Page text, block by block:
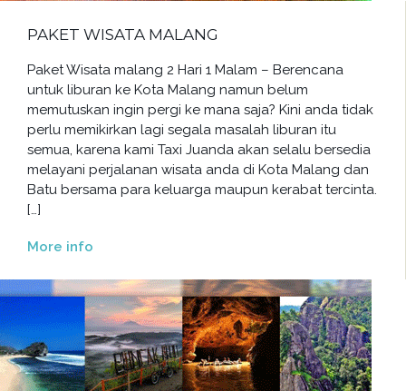
PAKET WISATA MALANG
Paket Wisata malang 2 Hari 1 Malam – Berencana
untuk liburan ke Kota Malang namun belum
memutuskan ingin pergi ke mana saja? Kini anda tidak
perlu memikirkan lagi segala masalah liburan itu
semua, karena kami Taxi Juanda akan selalu bersedia
melayani perjalanan wisata anda di Kota Malang dan
Batu bersama para keluarga maupun kerabat tercinta.
[…]
More info